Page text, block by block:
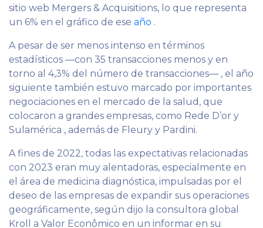
sitio web Mergers & Acquisitions, lo que representa
un 6% en el gráfico de ese año .
A pesar de ser menos intenso en términos
estadísticos —con 35 transacciones menos y en
torno al 4,3% del número de transacciones— , el año
siguiente también estuvo marcado por importantes
negociaciones en el mercado de la salud, que
colocaron a grandes empresas, como Rede D’or y
Sulamérica , además de Fleury y Pardini.
A fines de 2022, todas las expectativas relacionadas
con 2023 eran muy alentadoras, especialmente en
el área de medicina diagnóstica, impulsadas por el
deseo de las empresas de expandir sus operaciones
geográficamente, según dijo la consultora global
Kroll a Valor Econômico en un informar en su